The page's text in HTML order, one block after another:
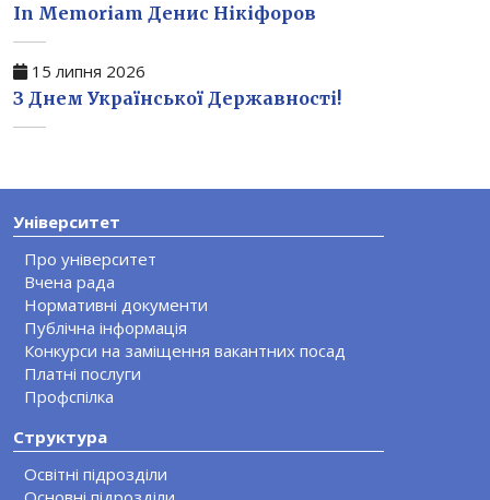
In Memoriam Денис Нікіфоров
15 липня 2026
З Днем Української Державності!
Університет
Про університет
Вчена рада
Нормативні документи
Публічна інформація
Конкурси на заміщення вакантних посад
Платні послуги
Профспілка
Структура
Освітні підрозділи